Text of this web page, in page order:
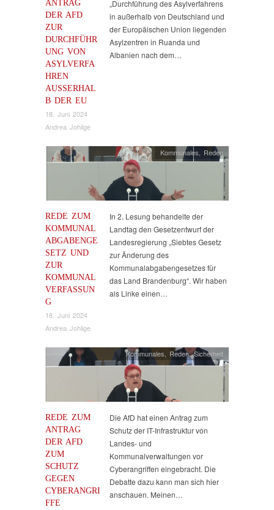
ANTRAG
DER AFD
ZUR
DURCHFÜHR
UNG VON
ASYLVERFA
HREN
AUSSERHALB
DER EU
18. Juni 2024
Andrea Johlige
„Durchführung des Asylverfahrens
in außerhalb von Deutschland und
der Europäischen Union liegenden
Asylzentren in Ruanda und
Albanien nach dem…
REDE ZUM
KOMMUNAL
ABGABENGE
SETZ UND
ZUR
KOMMUNAL
VERFASSUN
G
18. Juni 2024
Andrea Johlige
Kommunales, Reden
In 2. Lesung behandelte der
Landtag den Gesetzentwurf der
Landesregierung „Siebtes Gesetz
zur Änderung des
Kommunalabgabengesetzes für
das Land Brandenburg“. Wir haben
als Linke einen…
REDE ZUM
ANTRAG
DER AFD
ZUM
SCHUTZ
GEGEN
CYBERANGRI
FFE
Kommunales Reden,Sicherheit
Die AfD hat einen Antrag zum
Schutz der IT-Infrastruktur von
Landes- und
Kommunalverwaltungen vor
Cyberangriffen eingebracht. Die
Debatte dazu kann man sich hier
anschauen. Meinen…